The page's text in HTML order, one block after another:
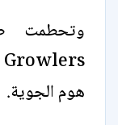
هوم الجوية.